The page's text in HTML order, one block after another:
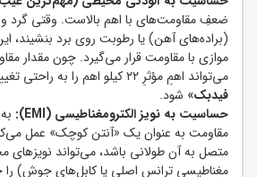
ضعفِ مقاومت‌های با اهم بالاست. وقتی گرد و
(براده‌های آهن) یا رطوبت روی برد بنشیند،
موازی با مقاومت قرار می‌گیرد. چون مقدار
می‌تواند اهمِ مؤثرِ ۲۲ کیلو اهم را به راحتی تغییر دهد و باعث
فیدبک» شود.
حساسیت به نویز الکترومغناطیسی (EMI):
مقاومت به عنوان یک «آنتن کوچک» عمل
متصل به آن طولانی باشد، می‌تواند نویزهای
مغناطیسی ترانس اصلی یا کابل‌های جوش)